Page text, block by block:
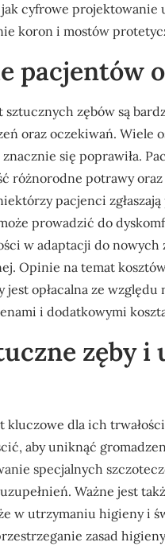
cyfrowe projektowanie
koron i mostów
pacjentów
zębów są
oraz oczekiwań. Wiele
się poprawiła.
różnorodne potrawy
pacjenci
prowadzić do
w adaptacji do
Opinie na temat
opłacalna ze
i dodatkowymi
zęby
kluczowe dla ich
aby uniknąć
specjalnych
Ważne jest
w utrzymaniu higieny i
zasad